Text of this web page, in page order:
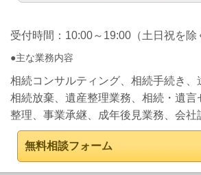
受付時間：10:00～19:00（土日祝を除
●主な業務内容
相続コンサルティング、相続手続き、
相続放棄、遺産整理業務、相続・遺言
整理、事業承継、成年後見業務、会社
無料相談フォーム